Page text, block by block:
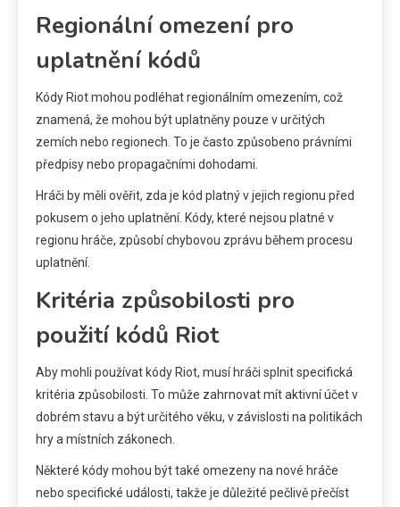
Regionální omezení pro
uplatnění kódů
Kódy Riot mohou podléhat regionálním omezením, což
znamená, že mohou být uplatněny pouze v určitých
zemích nebo regionech. To je často způsobeno právními
předpisy nebo propagačními dohodami.
Hráči by měli ověřit, zda je kód platný v jejich regionu před
pokusem o jeho uplatnění. Kódy, které nejsou platné v
regionu hráče, způsobí chybovou zprávu během procesu
uplatnění.
Kritéria způsobilosti pro
použití kódů Riot
Aby mohli používat kódy Riot, musí hráči splnit specifická
kritéria způsobilosti. To může zahrnovat mít aktivní účet v
dobrém stavu a být určitého věku, v závislosti na politikách
hry a místních zákonech.
Některé kódy mohou být také omezeny na nové hráče
nebo specifické události, takže je důležité pečlivě přečíst